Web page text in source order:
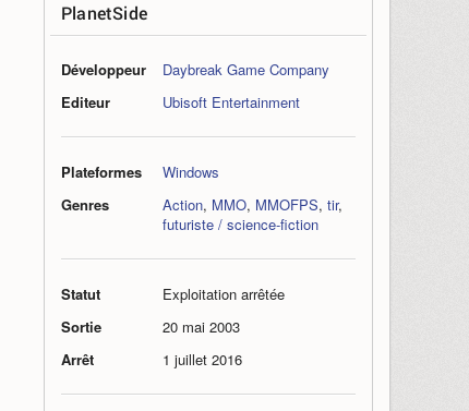
PlanetSide
Développeur
Daybreak Game Company
Editeur
Ubisoft Entertainment
Plateformes
Windows
Genres
Action, MMO, MMOFPS, tir,
futuriste / science-fiction
Statut
Exploitation arrêtée
Sortie
20 mai 2003
Arrêt
1 juillet 2016